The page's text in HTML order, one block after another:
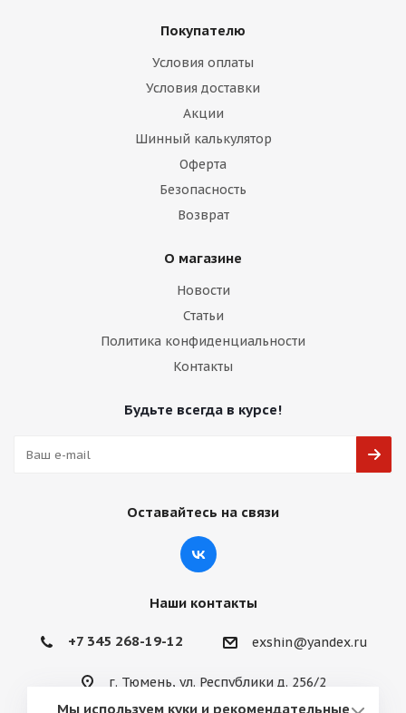
Покупателю
Условия оплаты
Условия доставки
Акции
Шинный калькулятор
Оферта
Безопасность
Возврат
О магазине
Новости
Статьи
Политика конфиденциальности
Контакты
Будьте всегда в курсе!
Оставайтесь на связи
Наши контакты
+7 345 268-19-12 exshin@yandex.ru
г. Тюмень, ул. Республики д. 256/2
Мы используем куки и рекомендательные